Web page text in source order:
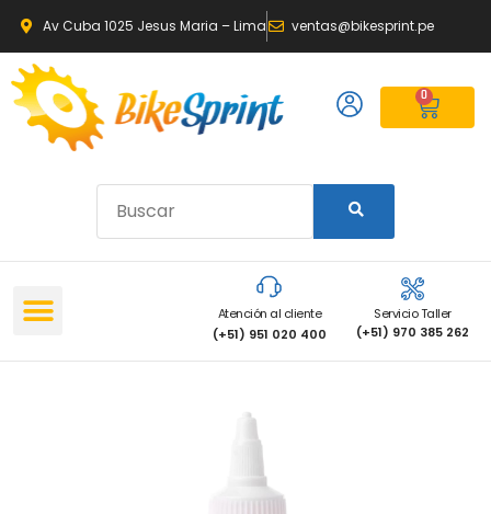
Av Cuba 1025 Jesus Maria – Lima ventas@bikesprint.pe
0
Atención al cliente
(+51) 951 020 400
Servicio Taller
(+51) 970 385 262